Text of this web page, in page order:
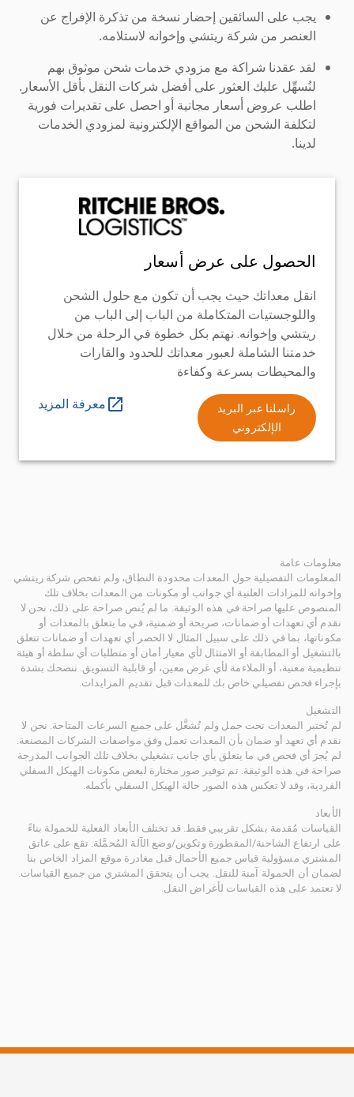
يجب على السائقين إحضار نسخة من تذكرة الإفراج عن
العنصر من شركة ريتشي وإخوانه لاستلامه.
لقد عقدنا شراكة مع مزودي خدمات شحن موثوق بهم
لنُسهِّل عليك العثور على أفضل شركات النقل بأقل الأسعار.
اطلب عروض أسعار مجانية أو احصل على تقديرات فورية
لتكلفة الشحن من المواقع الإلكترونية لمزودي الخدمات
لدينا.
الحصول على عرض أسعار
انقل معداتك حيث يجب أن تكون مع حلول الشحن
واللوجستيات المتكاملة من الباب إلى الباب من
ريتشي وإخوانه. نهتم بكل خطوة في الرحلة من خلال
خدمتنا الشاملة لعبور معداتك للحدود والقارات
والمحيطات بسرعة وكفاءة
راسلنا عبر البريد
الإلكتروني
معرفة المزيد
معلومات عامة
المعلومات التفصيلية حول المعدات محدودة النطاق، ولم تفحص شركة ريتشي
وإخوانه للمزادات العلنية أي جوانب أو مكونات من المعدات بخلاف تلك
المنصوص عليها صراحة في هذه الوثيقة. ما لم يُنص صراحة على ذلك، نحن لا
نقدم أي تعهدات أو ضمانات، صريحة أو ضمنية، في ما يتعلق بالمعدات أو
مكوناتها، بما في ذلك على سبيل المثال لا الحصر أي تعهدات أو ضمانات تتعلق
بالتشغيل أو المطابقة أو الامتثال لأي معيار أمان أو متطلبات أي سلطة أو هيئة
تنظيمية معنية، أو الملاءمة لأي غرض معين، أو قابلية التسويق. ننصحك بشدة
بإجراء فحص تفصيلي خاص بك للمعدات قبل تقديم المزايدات.
التشغيل
لم تُختبر المعدات تحت حمل ولم تُشغَّل على جميع السرعات المتاحة. نحن لا
نقدم أي تعهد أو ضمان بأن المعدات تعمل وفق مواصفات الشركات المصنعة.
لم يُجرَ أي فحص في ما يتعلق بأي جانب تشغيلي بخلاف تلك الجوانب المدرجة
صراحة في هذه الوثيقة. تم توفير صور مختارة لبعض مكونات الهيكل السفلي
الفردية، وقد لا تعكس هذه الصور حالة الهيكل السفلي بأكمله.
الأبعاد
القياسات مُقدمة بشكل تقريبي فقط. قد تختلف الأبعاد الفعلية للحمولة بناءً
على ارتفاع الشاحنة/المقطورة وتكوين/وضع الآلة المُحمَّلة. تقع على عاتق
المشتري مسؤولية قياس جميع الأحمال قبل مغادرة موقع المزاد الخاص بنا
لضمان أن الحمولة آمنة للنقل. يجب أن يتحقق المشتري من جميع القياسات.
لا تعتمد على هذه القياسات لأغراض النقل.